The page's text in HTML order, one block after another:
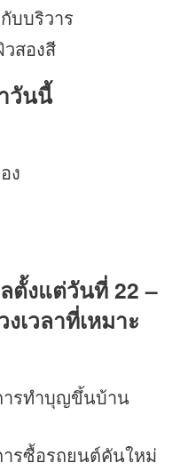
บบริวาร
สองสี
วันนี้
ง
ตั้งแต่วันที่ 22 –
เวลาที่เหมาะ
ารทำบุญขึ้นบ้าน
ารซื้อรถยนต์คันใหม่